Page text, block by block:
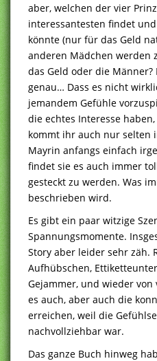
aber, welchen der vier
interessantesten findet
könnte (nur für das Geld
anderen Mädchen werden
das Geld oder die
genau… Dass es nicht
jemandem Gefühle
die echtes Interesse
kommt ihr auch nur selten
Mayrin anfangs einfach
findet sie es auch immer
gesteckt zu werden. Was
beschrieben wird.
Es gibt ein paar witzige
Spannungsmomente.
Story aber leider sehr zäh.
Aufhübschen,
Gejammer, und wieder von
es auch, aber auch die
erreichen, weil die
nachvollziehbar war.
Das ganze Buch hinweg